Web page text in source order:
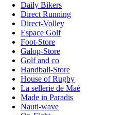
Daily Bikers
Direct Running
Direct-Volley
Espace Golf
Foot-Store
Galop-Store
Golf and co
Handball-Store
House of Rugby
La sellerie de Maé
Made in Paradis
Nauti-wave